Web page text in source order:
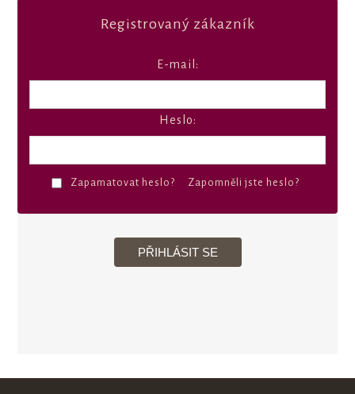
Registrovaný zákazník
E-mail:
Heslo:
Zapamatovat heslo? Zapomněli jste heslo?